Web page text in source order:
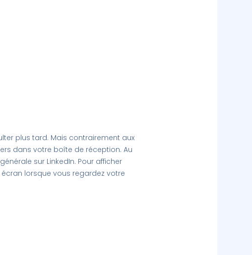
plus tard. Mais contrairement aux
dans votre boîte de réception. Au
sur LinkedIn. Pour afficher
lorsque vous regardez votre